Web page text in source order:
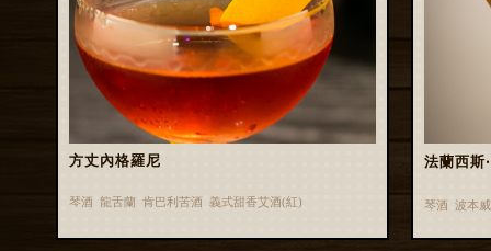
方丈內格羅尼
琴酒 龍舌蘭 肯巴利苦酒 義式甜香艾酒(紅)
法蘭西
琴酒 波本